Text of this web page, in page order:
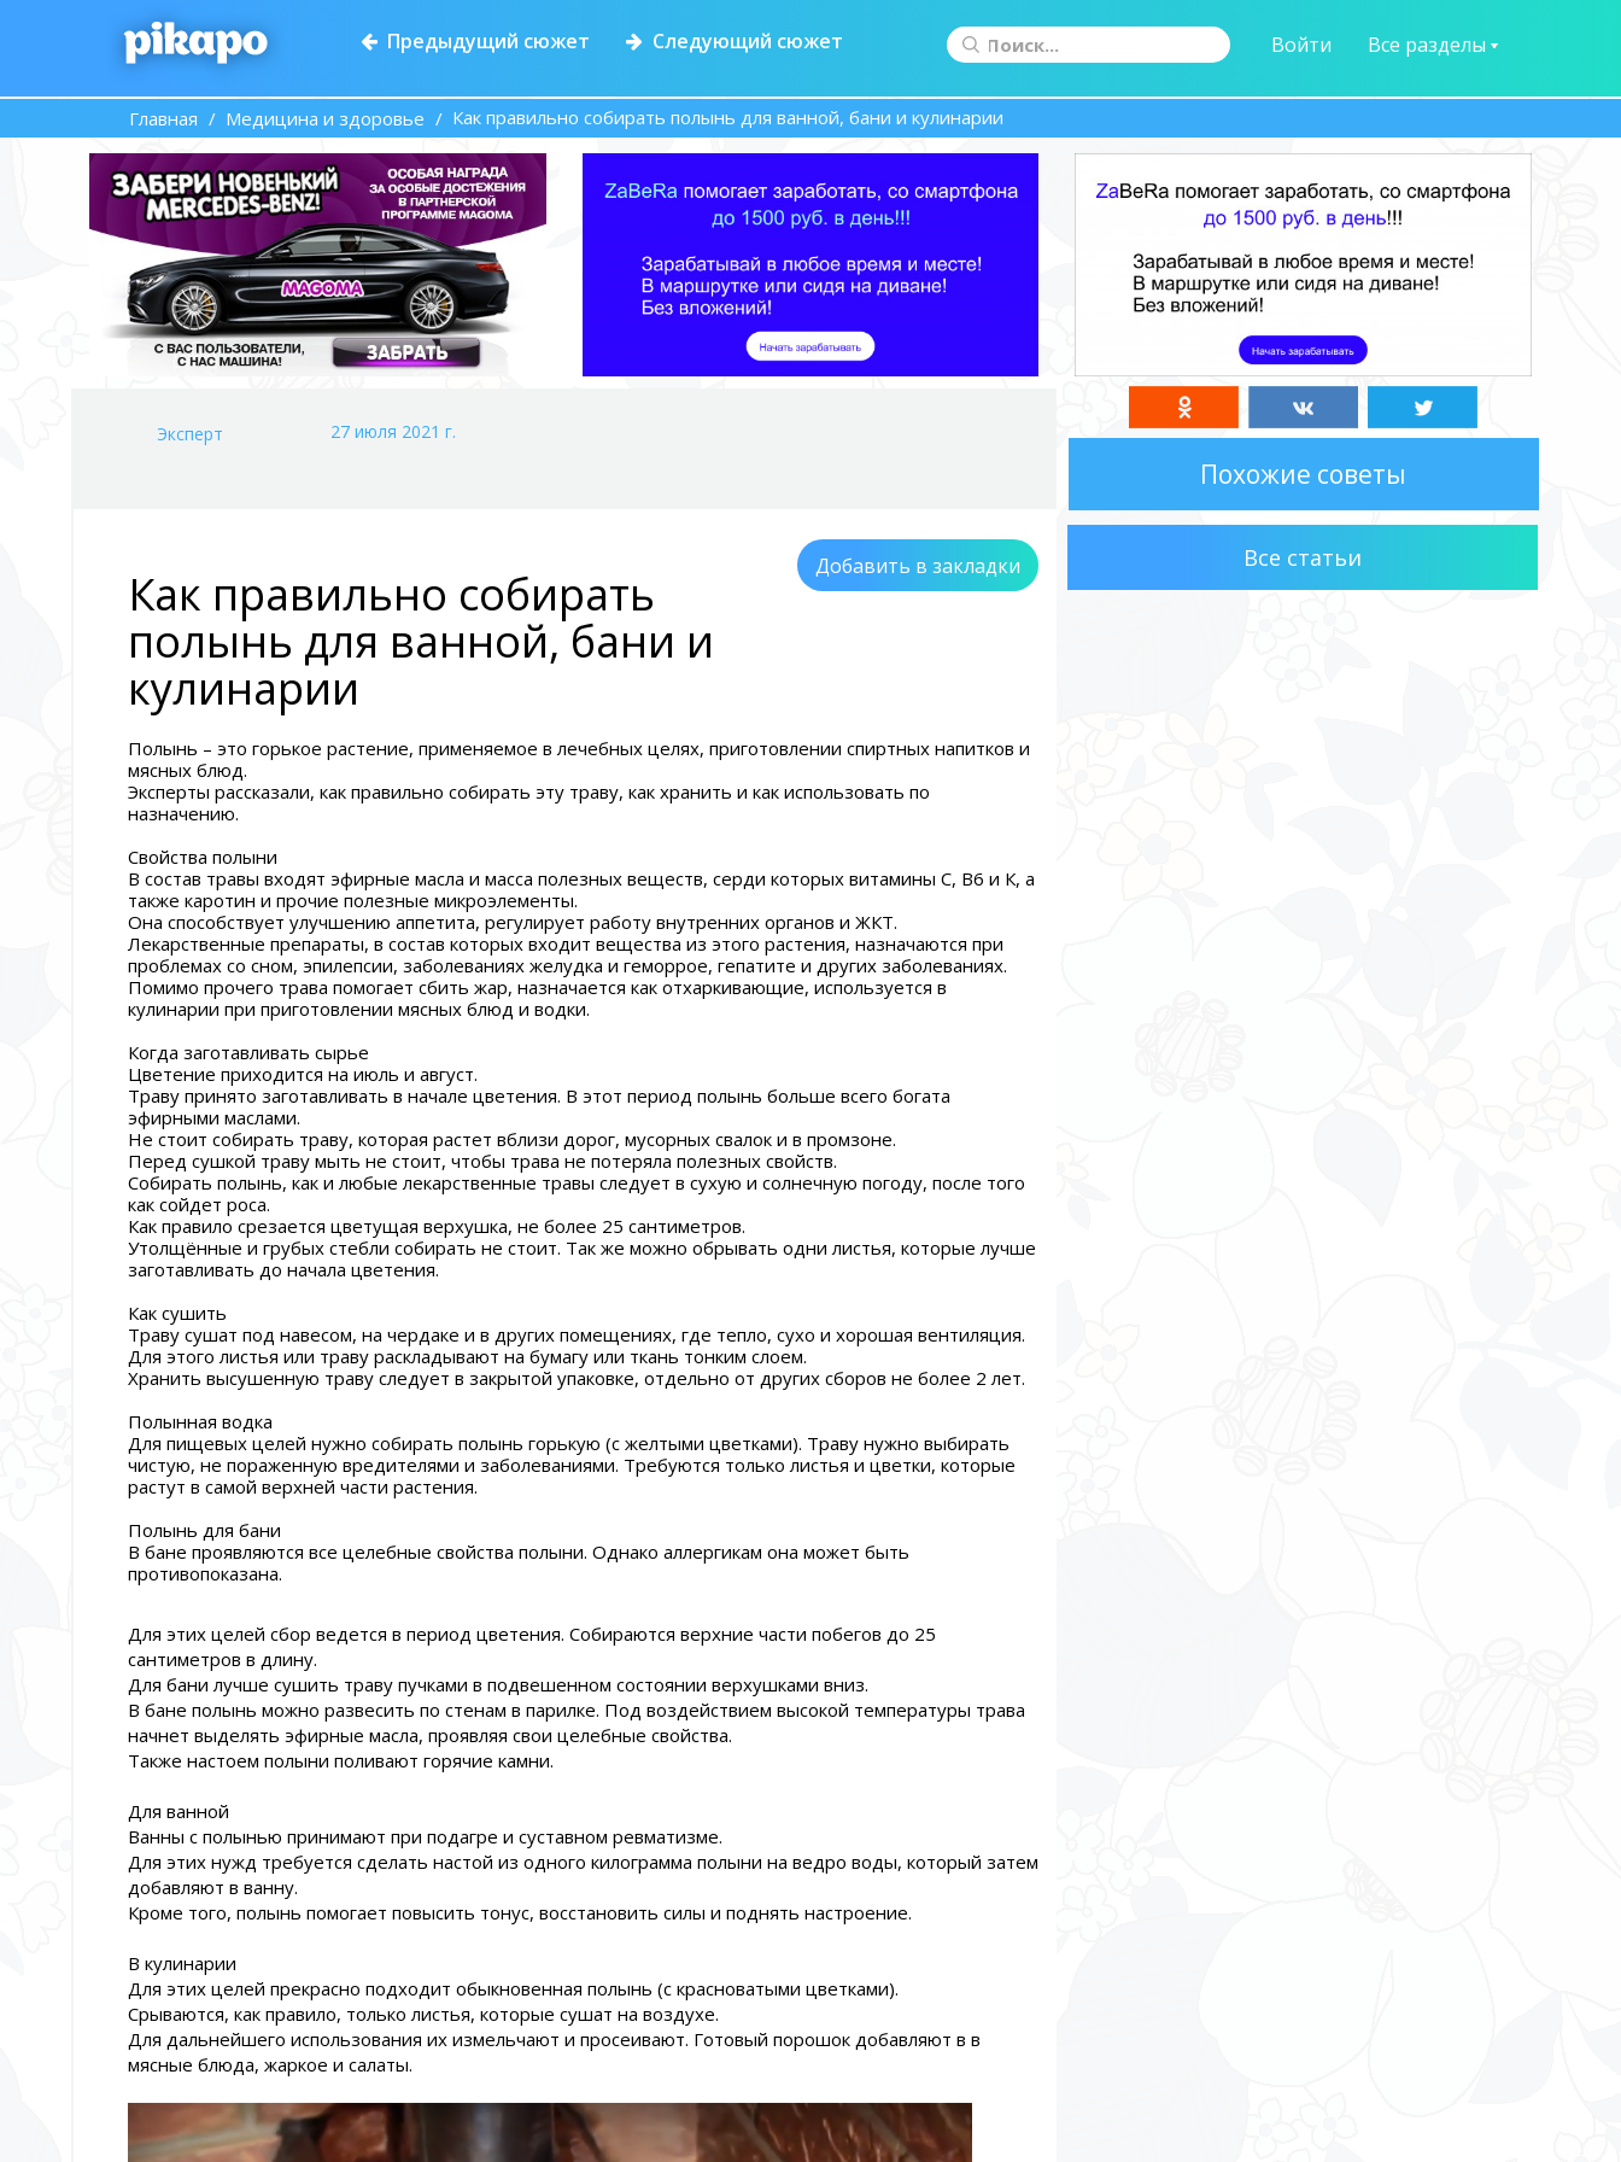
Предыдущий сюжет Следующий сюжет Войти Все разделы
Главная Медицина и здоровье Как правильно собирать полынь для ванной, бани и кулинарии
Эксперт 27 июля 2021 г.
Добавить в закладки
Как правильно собирать
полынь для ванной, бани и
кулинарии
Полынь – это горькое растение, применяемое в лечебных целях, приготовлении спиртных напитков и
мясных блюд.
Эксперты рассказали, как правильно собирать эту траву, как хранить и как использовать по
назначению.
Свойства полыни
В состав травы входят эфирные масла и масса полезных веществ, серди которых витамины С, В6 и К, а
также каротин и прочие полезные микроэлементы.
Она способствует улучшению аппетита, регулирует работу внутренних органов и ЖКТ.
Лекарственные препараты, в состав которых входит вещества из этого растения, назначаются при
проблемах со сном, эпилепсии, заболеваниях желудка и геморрое, гепатите и других заболеваниях.
Помимо прочего трава помогает сбить жар, назначается как отхаркивающие, используется в
кулинарии при приготовлении мясных блюд и водки.
Когда заготавливать сырье
Цветение приходится на июль и август.
Траву принято заготавливать в начале цветения. В этот период полынь больше всего богата
эфирными маслами.
Не стоит собирать траву, которая растет вблизи дорог, мусорных свалок и в промзоне.
Перед сушкой траву мыть не стоит, чтобы трава не потеряла полезных свойств.
Собирать полынь, как и любые лекарственные травы следует в сухую и солнечную погоду, после того
как сойдет роса.
Как правило срезается цветущая верхушка, не более 25 сантиметров.
Утолщённые и грубых стебли собирать не стоит. Так же можно обрывать одни листья, которые лучше
заготавливать до начала цветения.
Как сушить
Траву сушат под навесом, на чердаке и в других помещениях, где тепло, сухо и хорошая вентиляция.
Для этого листья или траву раскладывают на бумагу или ткань тонким слоем.
Хранить высушенную траву следует в закрытой упаковке, отдельно от других сборов не более 2 лет.
Полынная водка
Для пищевых целей нужно собирать полынь горькую (с желтыми цветками). Траву нужно выбирать
чистую, не пораженную вредителями и заболеваниями. Требуются только листья и цветки, которые
растут в самой верхней части растения.
Полынь для бани
В бане проявляются все целебные свойства полыни. Однако аллергикам она может быть
противопоказана.
Для этих целей сбор ведется в период цветения. Собираются верхние части побегов до 25
сантиметров в длину.
Для бани лучше сушить траву пучками в подвешенном состоянии верхушками вниз.
В бане полынь можно развесить по стенам в парилке. Под воздействием высокой температуры трава
начнет выделять эфирные масла, проявляя свои целебные свойства.
Также настоем полыни поливают горячие камни.
Для ванной
Ванны с полынью принимают при подагре и суставном ревматизме.
Для этих нужд требуется сделать настой из одного килограмма полыни на ведро воды, который затем
добавляют в ванну.
Кроме того, полынь помогает повысить тонус, восстановить силы и поднять настроение.
В кулинарии
Для этих целей прекрасно подходит обыкновенная полынь (с красноватыми цветками).
Срываются, как правило, только листья, которые сушат на воздухе.
Для дальнейшего использования их измельчают и просеивают. Готовый порошок добавляют в в
мясные блюда, жаркое и салаты.
Похожие советы
Все статьи